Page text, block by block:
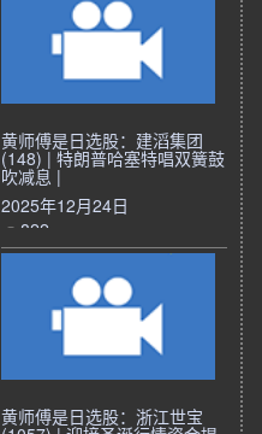
黄师傅是日选股：建滔集团
(148) | 特朗普哈塞特唱双簧鼓
吹减息 |
2025年12月24日
822
黄师傅是日选股：浙江世宝